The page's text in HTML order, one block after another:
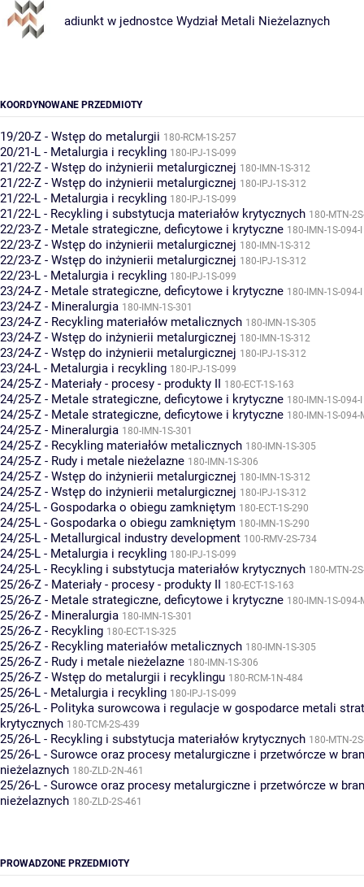
adiunkt w jednostce Wydział Metali Nieżelaznych
KOORDYNOWANE PRZEDMIOTY
19/20-Z - Wstęp do metalurgii 180-RCM-1S-257
20/21-L - Metalurgia i recykling 180-IPJ-1S-099
21/22-Z - Wstęp do inżynierii metalurgicznej 180-IMN-1S-312
21/22-Z - Wstęp do inżynierii metalurgicznej 180-IPJ-1S-312
21/22-L - Metalurgia i recykling 180-IPJ-1S-099
21/22-L - Recykling i substytucja materiałów krytycznych 180-MTN-
22/23-Z - Metale strategiczne, deficytowe i krytyczne 180-IMN-1S-094-I
22/23-Z - Wstęp do inżynierii metalurgicznej 180-IMN-1S-312
22/23-Z - Wstęp do inżynierii metalurgicznej 180-IPJ-1S-312
22/23-L - Metalurgia i recykling 180-IPJ-1S-099
23/24-Z - Metale strategiczne, deficytowe i krytyczne 180-IMN-1S-094-I
23/24-Z - Mineralurgia 180-IMN-1S-301
23/24-Z - Recykling materiałów metalicznych 180-IMN-1S-305
23/24-Z - Wstęp do inżynierii metalurgicznej 180-IMN-1S-312
23/24-Z - Wstęp do inżynierii metalurgicznej 180-IPJ-1S-312
23/24-L - Metalurgia i recykling 180-IPJ-1S-099
24/25-Z - Materiały - procesy - produkty II 180-ECT-1S-163
24/25-Z - Metale strategiczne, deficytowe i krytyczne 180-IMN-1S-094-I
24/25-Z - Metale strategiczne, deficytowe i krytyczne 180-IMN-1S-094-
24/25-Z - Mineralurgia 180-IMN-1S-301
24/25-Z - Recykling materiałów metalicznych 180-IMN-1S-305
24/25-Z - Rudy i metale nieżelazne 180-IMN-1S-306
24/25-Z - Wstęp do inżynierii metalurgicznej 180-IMN-1S-312
24/25-Z - Wstęp do inżynierii metalurgicznej 180-IPJ-1S-312
24/25-L - Gospodarka o obiegu zamkniętym 180-ECT-1S-290
24/25-L - Gospodarka o obiegu zamkniętym 180-IMN-1S-290
24/25-L - Metallurgical industry development 100-RMV-2S-734
24/25-L - Metalurgia i recykling 180-IPJ-1S-099
24/25-L - Recykling i substytucja materiałów krytycznych 180-MTN-
25/26-Z - Materiały - procesy - produkty II 180-ECT-1S-163
25/26-Z - Metale strategiczne, deficytowe i krytyczne 180-IMN-1S-094-
25/26-Z - Mineralurgia 180-IMN-1S-301
25/26-Z - Recykling 180-ECT-1S-325
25/26-Z - Recykling materiałów metalicznych 180-IMN-1S-305
25/26-Z - Rudy i metale nieżelazne 180-IMN-1S-306
25/26-Z - Wstęp do metalurgii i recyklingu 180-RCM-1N-484
25/26-L - Metalurgia i recykling 180-IPJ-1S-099
25/26-L - Polityka surowcowa i regulacje w gospodarce metali
krytycznych 180-TCM-2S-439
25/26-L - Recykling i substytucja materiałów krytycznych 180-MTN-
25/26-L - Surowce oraz procesy metalurgiczne i przetwórcze w
nieżelaznych 180-ZLD-2N-461
25/26-L - Surowce oraz procesy metalurgiczne i przetwórcze w
nieżelaznych 180-ZLD-2S-461
PROWADZONE PRZEDMIOTY